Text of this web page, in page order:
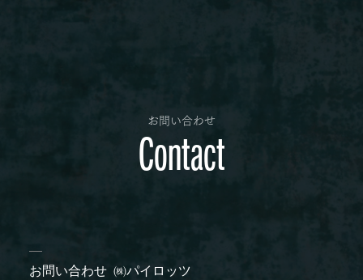
お問い合わせ
Contact
お問い合わせ ㈱パイロッツ